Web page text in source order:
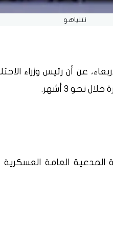
نتنياهو
عن أن رئيس وزراء
نحو 3 أشهر.
العامة العسكرية